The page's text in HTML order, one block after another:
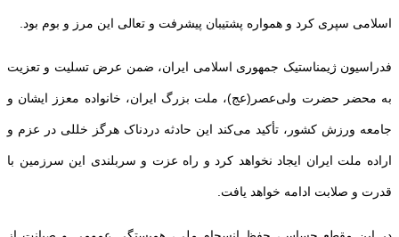
اسلامی سپری کرد و همواره پشتیبان پیشرفت و تعالی این مرز و بوم بود.
فدراسیون ژیمناستیک جمهوری اسلامی ایران، ضمن عرض تسلیت و تعزیت
به محضر حضرت ولی‌عصر(عج)، ملت بزرگ ایران، خانواده معزز ایشان و
جامعه ورزش کشور، تأکید می‌کند این حادثه دردناک هرگز خللی در عزم و
اراده ملت ایران ایجاد نخواهد کرد و راه عزت و سربلندی این سرزمین با
قدرت و صلابت ادامه خواهد یافت.